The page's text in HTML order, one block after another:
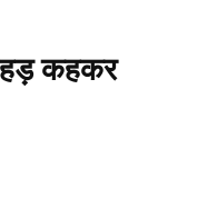
कहकर